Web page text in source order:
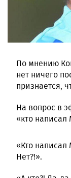
По мнению
нет ничего
признается,
На вопрос в
«кто написал
«Кто написал
Нет?!».